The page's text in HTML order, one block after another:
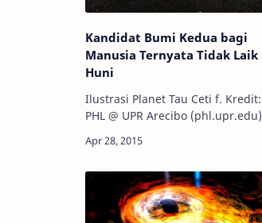
Kandidat Bumi Kedua bagi
Manusia Ternyata Tidak Laik
Huni
Ilustrasi Planet Tau Ceti f. Kredit:
PHL @ UPR Arecibo (phl.upr.edu)
yang terletak hanya 11,9 tahun